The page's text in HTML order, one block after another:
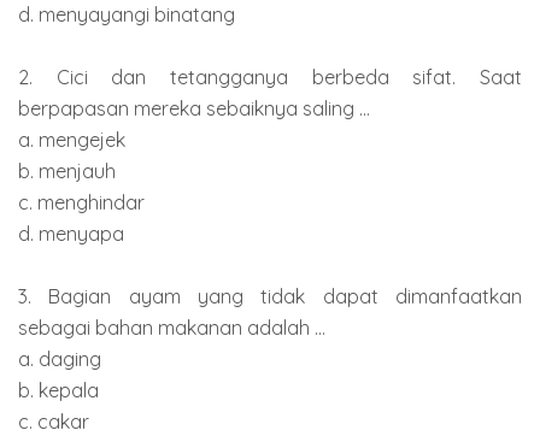
d. menyayangi binatang
2. Cici dan tetangganya berbeda sifat. Saat
berpapasan mereka sebaiknya saling ...
a. mengejek
b. menjauh
c. menghindar
d. menyapa
3. Bagian ayam yang tidak dapat dimanfaatkan
sebagai bahan makanan adalah ...
a. daging
b. kepala
c. cakar